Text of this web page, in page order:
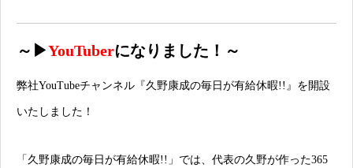
～▶YouTuberになりました！～
弊社YouTubeチャンネル 『久野康成の毎日が有給休暇!!』 を開設
いたしました！
「久野康成の毎日が有給休暇!!」では、代表の久野が作った365